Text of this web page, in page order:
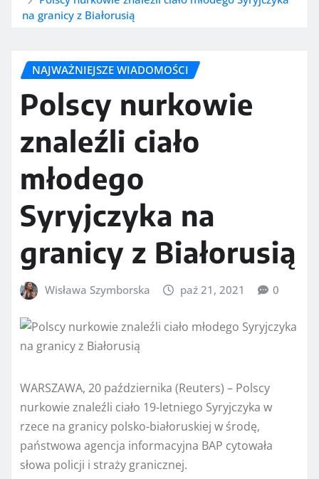
na granicy z Białorusią
NAJWAŻNIEJSZE WIADOMOŚCI
Polscy nurkowie
znaleźli ciało
młodego
Syryjczyka na
granicy z Białorusią
Wisława Szymborska paź 21, 2021 0
WARSZAWA, 20 października (Reuters) – Polscy
nurkowie znaleźli ciało 19-letniego Syryjczyka w
rzece na granicy polsko-białoruskiej w środę,
państwowa agencja informacyjna BAP cytowała
słowa policji i straży granicznej.